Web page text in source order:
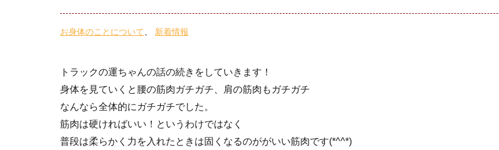
お身体のことについて 新着情報
トラックの運ちゃんの話の続きをしていきます！
身体を見ていくと腰の筋肉ガチガチ、肩の筋肉もガチガチ
なんなら全体的にガチガチでした。
筋肉は硬ければいい！というわけではなく
普段は柔らかく力を入れたときは固くなるのががいい筋肉です(*^^*)